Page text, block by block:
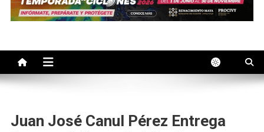
Juan José Canul Pérez Entrega